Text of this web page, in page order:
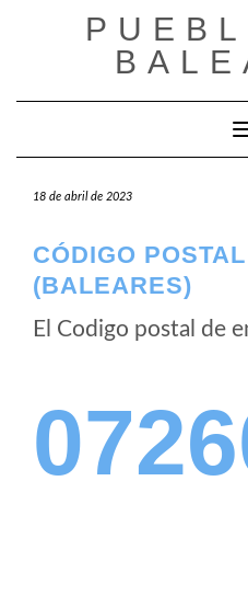
18 de abril de 2023
CÓDIGO
(BALEARES)
El Codigo postal de